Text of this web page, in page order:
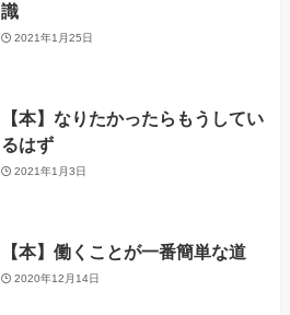
識
2021年1月25日
【本】なりたかったらもうしてい
るはず
2021年1月3日
【本】働くことが一番簡単な道
2020年12月14日